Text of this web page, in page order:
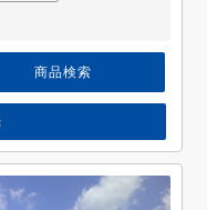
商品検索